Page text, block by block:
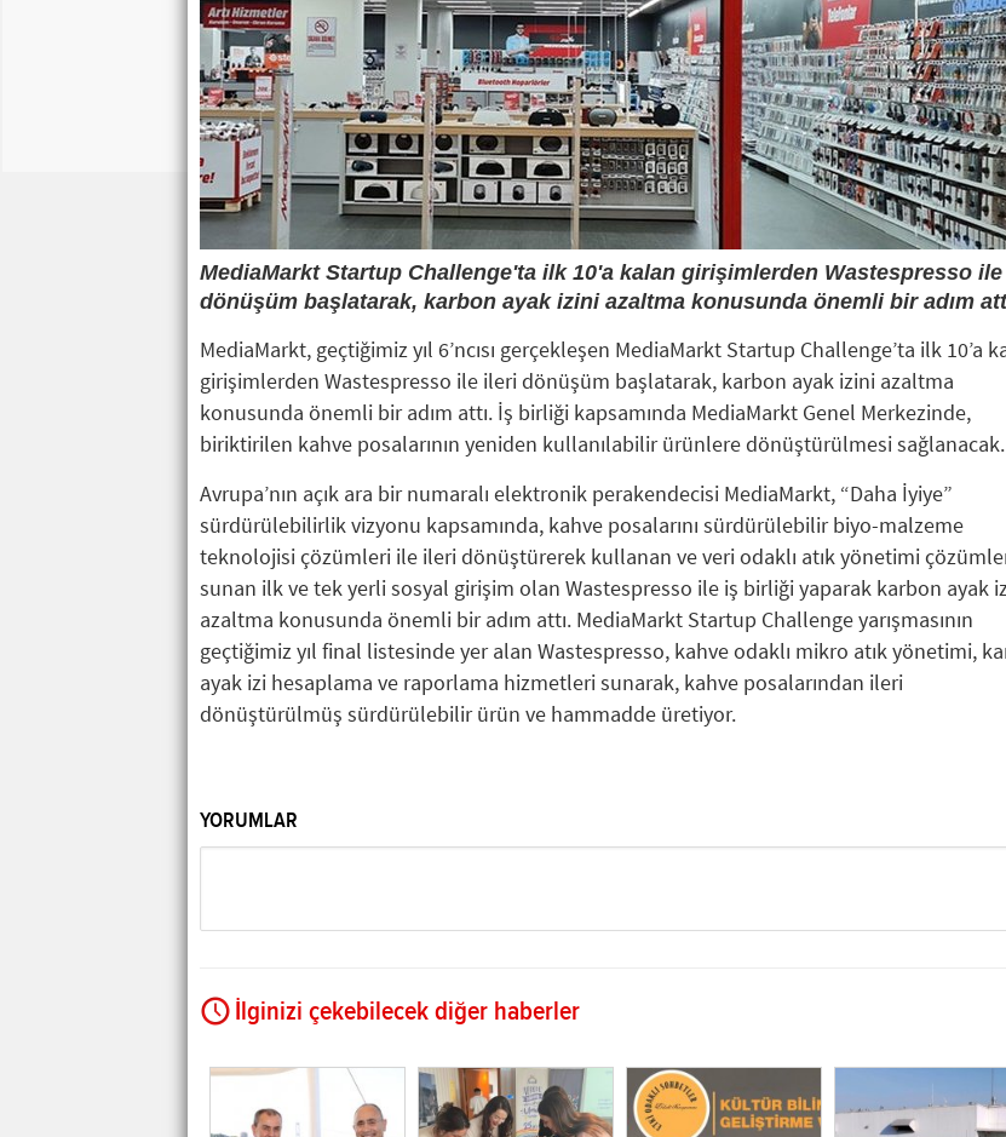
MediaMarkt Startup Challenge'ta ilk 10'a kalan girişimlerden Wastespresso
dönüşüm başlatarak, karbon ayak izini azaltma konusunda önemli bir adım
MediaMarkt, geçtiğimiz yıl 6’ncısı gerçekleşen MediaMarkt Startup Challenge’ta ilk 10’a
girişimlerden Wastespresso ile ileri dönüşüm başlatarak, karbon ayak izini azaltma
konusunda önemli bir adım attı. İş birliği kapsamında MediaMarkt Genel Merkezinde,
biriktirilen kahve posalarının yeniden kullanılabilir ürünlere dönüştürülmesi sağlanacak.
Avrupa’nın açık ara bir numaralı elektronik perakendecisi MediaMarkt, “Daha İyiye”
sürdürülebilirlik vizyonu kapsamında, kahve posalarını sürdürülebilir biyo-malzeme
teknolojisi çözümleri ile ileri dönüştürerek kullanan ve veri odaklı atık yönetimi
sunan ilk ve tek yerli sosyal girişim olan Wastespresso ile iş birliği yaparak karbon ayak
azaltma konusunda önemli bir adım attı. MediaMarkt Startup Challenge yarışmasının
geçtiğimiz yıl final listesinde yer alan Wastespresso, kahve odaklı mikro atık yönetimi,
ayak izi hesaplama ve raporlama hizmetleri sunarak, kahve posalarından ileri
dönüştürülmüş sürdürülebilir ürün ve hammadde üretiyor.
YORUMLAR
İlginizi çekebilecek diğer haberler